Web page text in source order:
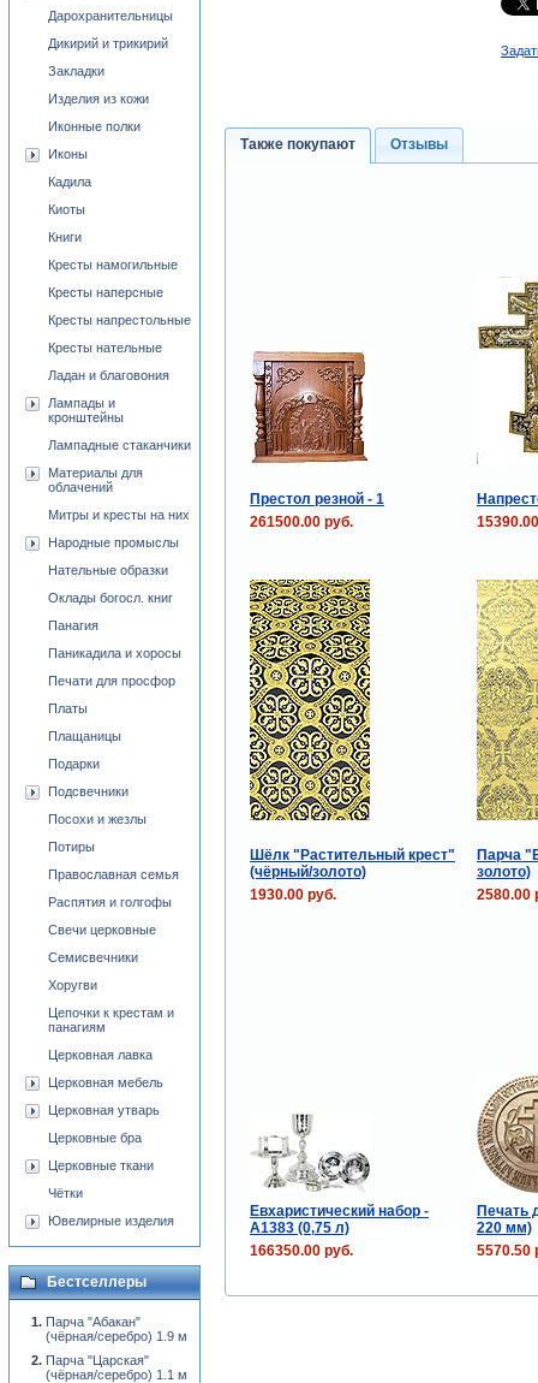
Также покупают Отзывы
Престол резной - 1
261500.00 руб.
Шёлк "Растительный крест"
(чёрный/золото)
Парча
золото)
1930.00 руб.
2580.00
Евхаристический набор -
A1383 (0,75 л)
Печать
220 мм)
166350.00 руб.
5570.50
Дарохранительницы
Дикирий и трикирий
Закладки
Изделия из кожи
Иконные полки
Иконы
Кадила
Киоты
Книги
Кресты намогильные
Кресты наперсные
Кресты напрестольные
Кресты нательные
Ладан и благовония
Лампады и
кронштейны
Лампадные стаканчики
Материалы для
облачений
Митры и кресты на них
Народные промыслы
Нательные образки
Оклады богосл. книг
Панагия
Паникадила и хоросы
Печати для просфор
Платы
Плащаницы
Подарки
Подсвечники
Посохи и жезлы
Потиры
Православная семья
Распятия и голгофы
Свечи церковные
Семисвечники
Хоругви
Цепочки к крестам и
панагиям
Церковная лавка
Церковная мебель
Церковная утварь
Церковные бра
Церковные ткани
Чётки
Ювелирные изделия
Бестселлеры
Парча "Абакан"
(чёрная/серебро) 1.9 м
Парча "Царская"
(чёрная/серебро) 1.1 м